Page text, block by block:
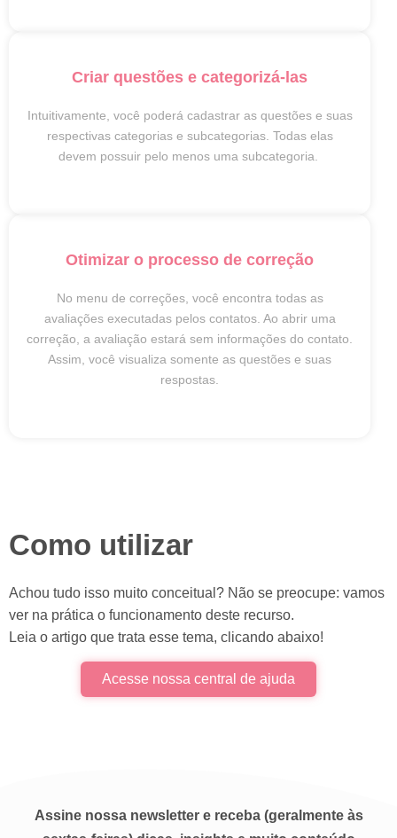
Criar questões e categorizá-las
Intuitivamente, você poderá cadastrar as questões e suas
respectivas categorias e subcategorias. Todas elas
devem possuir pelo menos uma subcategoria.
Otimizar o processo de correção
No menu de correções, você encontra todas as
avaliações executadas pelos contatos. Ao abrir uma
correção, a avaliação estará sem informações do contato.
Assim, você visualiza somente as questões e suas
respostas.
Como utilizar
Achou tudo isso muito conceitual? Não se preocupe: vamos
ver na prática o funcionamento deste recurso.
Leia o artigo que trata esse tema, clicando abaixo!
Acesse nossa central de ajuda
Assine nossa newsletter e receba (geralmente às